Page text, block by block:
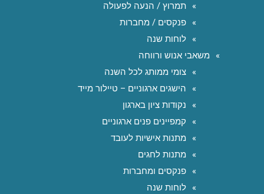
תמרוץ / הנעה לפעולה
פנקסים / מחברות
לוחות שנה
משאבי אנוש ורווחה
צומי ממותג לכל השנה
הישגים ארגוניים – טיילור מייד
נקודות ציון בארגון
קמפיינים פנים ארגוניים
מתנות אישיות לעובד
מתנות לחגים
פנקסים ומחברות
לוחות שנה